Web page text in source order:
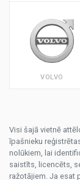
VOLVO
Visi šajā vietnē
īpašnieku
nolūkiem, lai
saistīts, licencēts,
ražotājiem. Ja esat